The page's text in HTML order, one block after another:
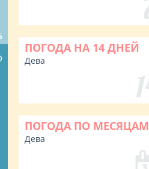
ПОГОДА НА 14 ДНЕЙ
Дева
ПОГОДА ПО МЕСЯЦАМ
Дева